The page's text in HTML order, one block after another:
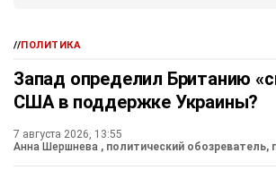
//ПОЛИТИКА
Запад определил Британию
США в поддержке Украины?
7 августа 2026, 13:55
Анна Шершнева , политический обозреватель,